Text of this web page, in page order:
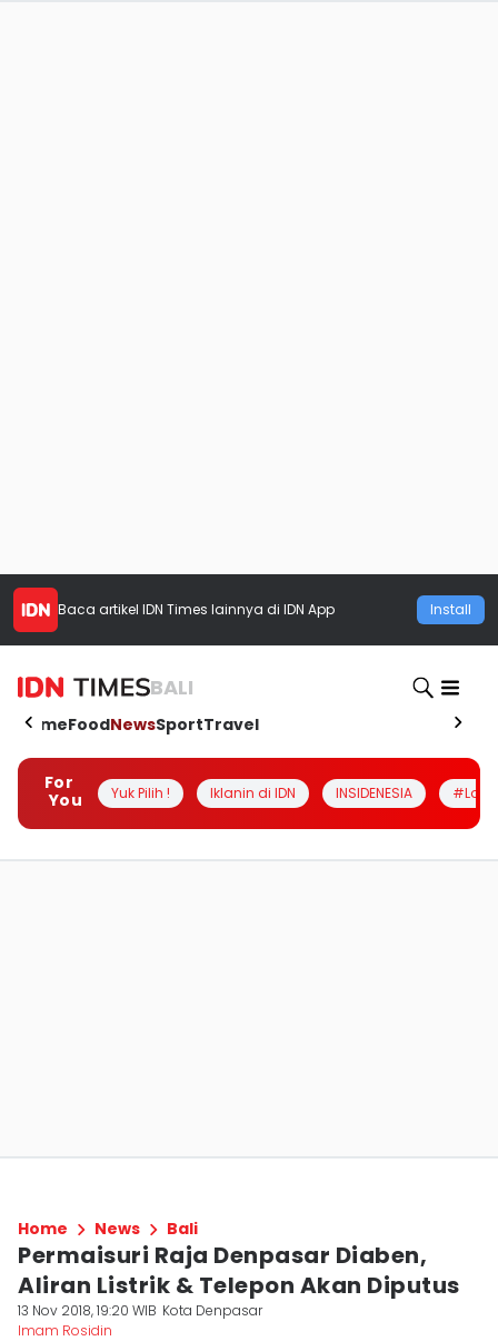
Baca artikel IDN Times lainnya di IDN App Install
BALI
HomeFoodNewsSportTravel
For
You
Yuk Pilih ! Iklanin di IDN INSIDENESIA
Home News Bali
Permaisuri Raja Denpasar Diaben,
Aliran Listrik & Telepon Akan Diputus
13 Nov 2018, 19:20 WIB Kota Denpasar
Imam Rosidin